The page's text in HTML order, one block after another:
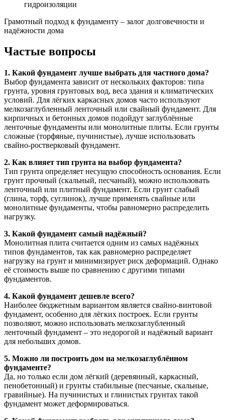
гидроизоляции
Грамотный подход к фундаменту – залог долговечности и
надёжности дома
Частые вопросы
1. Какой фундамент лучше выбрать для частного дома?
Выбор фундамента зависит от нескольких факторов: типа
грунта, уровня грунтовых вод, веса здания и климатических
условий. Для лёгких каркасных домов часто используют
мелкозаглубленный ленточный или свайный фундамент. Для
кирпичных и бетонных домов подойдут заглублённые
ленточные фундаменты или монолитные плиты. Если грунты
сложные (торфяные, пучинистые), лучше использовать
свайно-ростверковый фундамент.
2. Как влияет тип грунта на выбор фундамента?
Тип грунта определяет несущую способность основания. Если
грунт прочный (скальный, песчаный), можно использовать
ленточный или плитный фундамент. Если грунт слабый
(глина, торф, суглинок), лучше применять свайные или
монолитные фундаменты, чтобы равномерно распределить
нагрузку.
3. Какой фундамент самый надёжный?
Монолитная плита считается одним из самых надёжных
типов фундаментов, так как равномерно распределяет
нагрузку на грунт и минимизирует риск деформаций. Однако
её стоимость выше по сравнению с другими типами
фундаментов.
4. Какой фундамент дешевле всего?
Наиболее бюджетным вариантом является свайно-винтовой
фундамент, особенно для лёгких построек. Если грунты
позволяют, можно использовать мелкозаглубленный
ленточный фундамент – это недорогой и надёжный вариант
для небольших домов.
5. Можно ли построить дом на мелкозаглублённом
фундаменте?
Да, но только если дом лёгкий (деревянный, каркасный,
пенобетонный) и грунты стабильные (песчаные, скальные,
гравийные). На пучинистых и глинистых грунтах такой
фундамент может деформироваться.